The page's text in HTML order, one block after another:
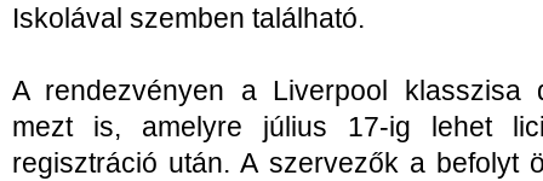
Iskolával szemben található.
A rendezvényen a Liverpool klasszisa
mezt is, amelyre július 17-ig lehet
regisztráció után. A szervezők a befolyt